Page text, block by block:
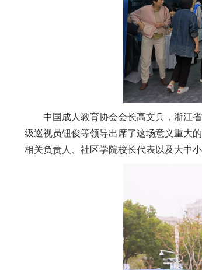
中国成人教育协会会长高文兵，浙江
级巡视员钮俊等领导出席了这场意义重大
相关负责人、社区学院校长代表以及大中